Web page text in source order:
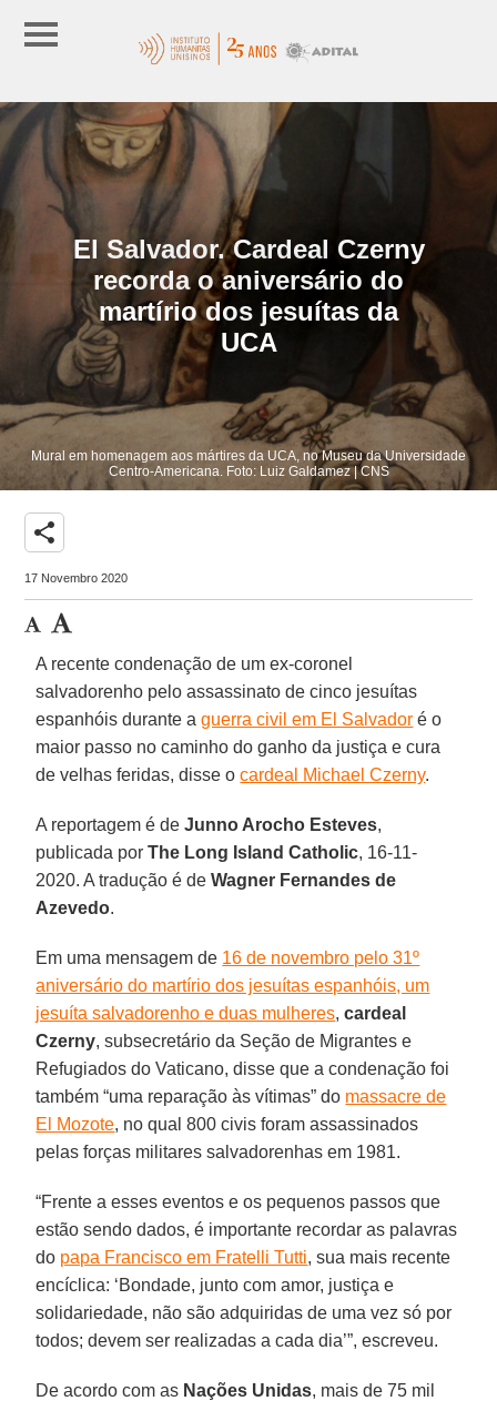
El Salvador. Cardeal Czerny
recorda o aniversário do
martírio dos jesuítas da
UCA
Mural em homenagem aos mártires da UCA, no Museu da Universidade
Centro-Americana. Foto: Luiz Galdamez | CNS
share
17 Novembro 2020
A recente condenação de um ex-coronel
salvadorenho pelo assassinato de cinco jesuítas
espanhóis durante aguerra civil em El Salvador é o
maior passo no caminho do ganho da justiça e cura
de velhas feridas, disse ocardeal Michael Czerny.
A reportagem é deJunno Arocho Esteves,
publicada porThe Long Island Catholic, 16-11-
2020. A tradução é deWagner Fernandes de
Azevedo.
Em uma mensagem de 16 de novembro pelo 31º
aniversário do martírio dos jesuítas espanhóis, um
jesuíta salvadorenho e duas mulheres,cardeal
Czerny, subsecretário da Seção de Migrantes e
Refugiados do Vaticano, disse que a condenação foi
também “uma reparação às vítimas” do massacre de
El Mozote, no qual 800 civis foram assassinados
pelas forças militares salvadorenhas em 1981.
“Frente a esses eventos e os pequenos passos que
estão sendo dados, é importante recordar as palavras
do papa Francisco em Fratelli Tutti, sua mais recente
encíclica: ‘Bondade, junto com amor, justiça e
solidariedade, não são adquiridas de uma vez só por
todos; devem ser realizadas a cada dia’”, escreveu.
De acordo com as Nações Unidas, mais de 75 mil